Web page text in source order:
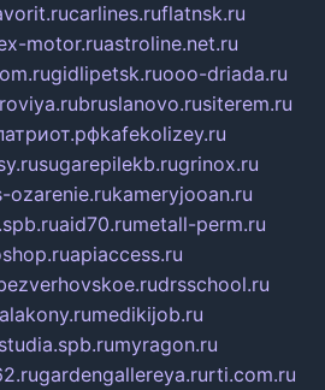
carlines.ruflatnsk.ru
motor.ruastroline.net.ru
gidlipetsk.ruooo-driada.ru
bruslanovo.rusiterem.ru
kafekolizey.ru
sugarepilekb.rugrinox.ru
ozarenie.rukameryjooan.ru
aid70.rumetall-perm.ru
apiaccess.ru
drsschool.ru
medikijob.ru
myragon.ru
gardengallereya.rurti.com.ru